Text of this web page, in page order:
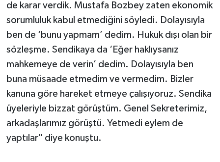
de karar verdik. Mustafa Bozbey zaten ekonomik
sorumluluk kabul etmediğini söyledi. Dolayısıyla
ben de ‘bunu yapmam’ dedim. Hukuk dışı olan bir
sözleşme. Sendikaya da ‘Eğer haklıysanız
mahkemeye de verin’ dedim. Dolayısıyla ben
buna müsaade etmedim ve vermedim. Bizler
kanuna göre hareket etmeye çalışıyoruz. Sendika
üyeleriyle bizzat görüştüm. Genel Sekreterimiz,
arkadaşlarımız görüştü. Yetmedi eylem de
yaptılar" diye konuştu.